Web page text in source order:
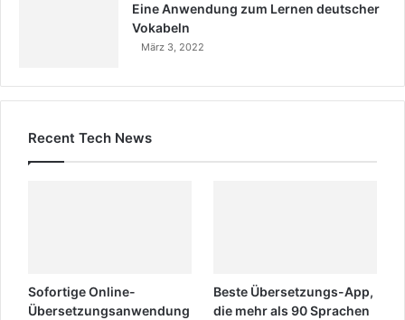
Eine Anwendung zum Lernen deutscher
Vokabeln
März 3, 2022
Recent Tech News
Sofortige Online-
Übersetzungsanwendung
Beste Übersetzungs-App,
die mehr als 90 Sprachen